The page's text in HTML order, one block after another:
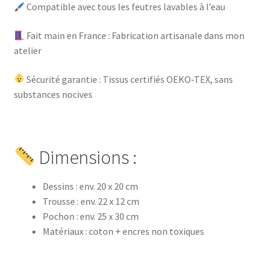
Compatible avec tous les feutres lavables à l’eau
Fait main en France : Fabrication artisanale dans mon
atelier
Sécurité garantie : Tissus certifiés OEKO-TEX, sans
substances nocives
Dimensions :
Dessins : env. 20 x 20 cm
Trousse : env. 22 x 12 cm
Pochon : env. 25 x 30 cm
Matériaux : coton + encres non toxiques